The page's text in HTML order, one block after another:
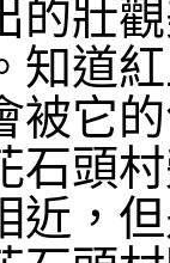
的壯
知道
被它
石頭
近，